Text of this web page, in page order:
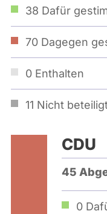
38 Dafür
70 Dagegen
0 Enthalten
11 Nicht
CDU
45
0